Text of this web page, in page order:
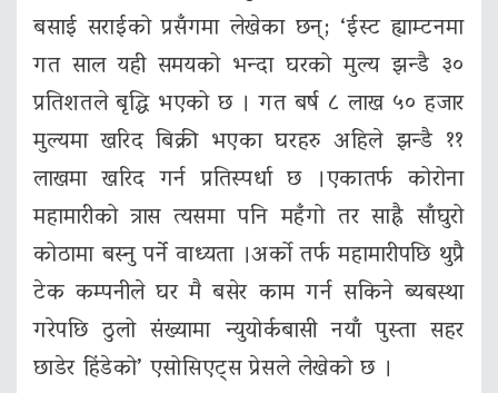
बसाई सराईको प्रसँगमा लेखेका छन्; ‘ईस्ट ह्याम्टनमा
गत साल यही समयको भन्दा घरको मुल्य झन्डै ३०
प्रतिशतले बृद्धि भएको छ । गत बर्ष ८ लाख ५० हजार
मुल्यमा खरिद बिक्री भएका घरहरु अहिले झन्डै ११
लाखमा खरिद गर्न प्रतिस्पर्धा छ ।एकातर्फ कोरोना
महामारीको त्रास त्यसमा पनि महँगो तर साह्रै साँघुरो
कोठामा बस्नु पर्ने वाध्यता ।अर्को तर्फ महामारीपछि थुप्रै
टेक कम्पनीले घर मै बसेर काम गर्न सकिने ब्यबस्था
गरेपछि ठुलो संख्यामा न्युयोर्कबासी नयाँ पुस्ता सहर
छाडेर हिंडेको’ एसोसिएट्स प्रेसले लेखेको छ ।